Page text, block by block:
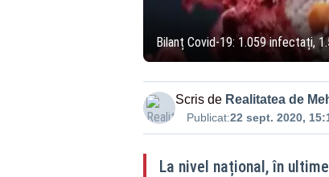
Bilanț Covid-19: 1.059 infectați,
Scris de Realitatea de
Publicat:22 sept. 2020,
La nivel național, în